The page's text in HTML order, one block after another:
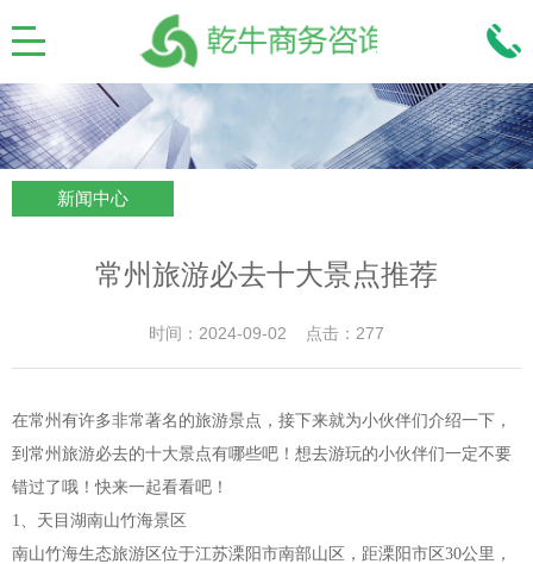
新闻中心
常州旅游必去十大景点推荐
时间：2024-09-02 点击：277
在常州有许多非常著名的旅游景点，接下来就为小伙伴们介绍一下，
到常州旅游必去的十大景点有哪些吧！想去游玩的小伙伴们一定不要
错过了哦！快来一起看看吧！
1、天目湖南山竹海景区
南山竹海生态旅游区位于江苏溧阳市南部山区，距溧阳市区30公里，